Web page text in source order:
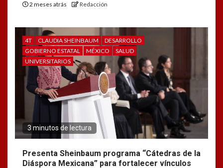
2 meses atrás Redacción
4T CLAUDIA SHEINBAUM
DESARROLLO
GOBIERNO ESTATAL
MÉXICO
SALUD
UNIVERSITARIOS
3 minutos de lectura
Presenta Sheinbaum programa “Cátedras de la
Diáspora Mexicana” para fortalecer vínculos